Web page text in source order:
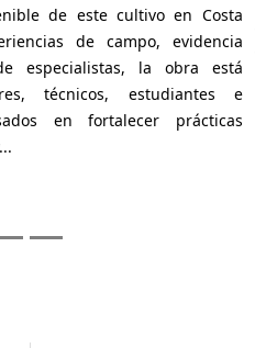
de este cultivo en Costa
de campo, evidencia
especialistas, la obra está
técnicos, estudiantes e
en fortalecer prácticas